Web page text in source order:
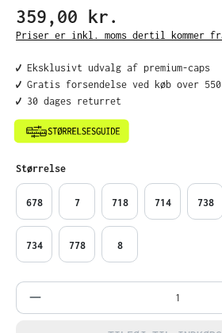
359,00 kr.
Priser er inkl. moms dertil kommer
✔️ Eksklusivt udvalg af premium-caps
✔️ Gratis forsendelse ved køb over
✔️ 30 dages returret
Vælg
Størrelse
678 7 718 714 738
734 778 8
Produktmængde: